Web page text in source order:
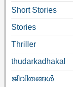
Short Stories
Stories
Thriller
thudarkadhakal
ജീവിതങ്ങള്‍